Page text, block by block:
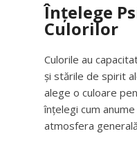
Înțelege
Culorilor
Culorile au
și stările de spirit
alege o culoare
înțelegi cum
atmosfera